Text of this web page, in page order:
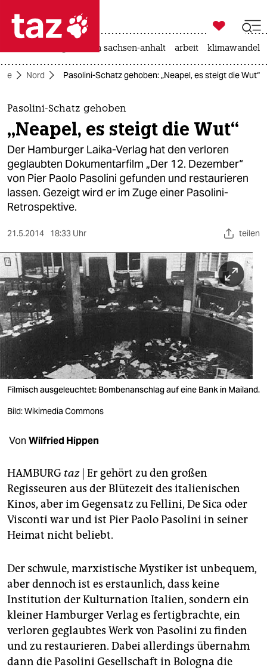
 taz zahl ich
taz zahl ich
themen
politik
öko
gesellschaft
kultur
berlin
nord
wahrheit
verlag
verlag
veranstaltungen
fragen & hilfe
unterstützen
abo
genossenschaft
epaper login

taz zahl ich
landtagswahl in sachsen-anhalt arbeit klimawandel
Nord Pasolini-Schatz gehoben: „Neapel, es steigt die Wut“
Pasolini-Schatz gehoben
„Neapel, es steigt die Wut“
Der Hamburger Laika-Verlag hat den verloren
geglaubten Dokumentarfilm „Der 12. Dezember“
von Pier Paolo Pasolini gefunden und restaurieren
lassen. Gezeigt wird er im Zuge einer Pasolini-
Retrospektive.
21.5.2014 18:33 Uhr teilen
Filmisch ausgeleuchtet: Bombenanschlag auf eine Bank in Mailand.
Bild: Wikimedia Commons
Von Wilfried Hippen
HAMBURG taz| Er gehört zu den großen
Regisseuren aus der Blütezeit des italienischen
Kinos, aber im Gegensatz zu Fellini, De Sica oder
Visconti war und ist Pier Paolo Pasolini in seiner
Heimat nicht beliebt.
Der schwule, marxistische Mystiker ist unbequem,
aber dennoch ist es erstaunlich, dass keine
Institution der Kulturnation Italien, sondern ein
kleiner Hamburger Verlag es fertigbrachte, ein
verloren geglaubtes Werk von Pasolini zu finden
und zu restaurieren. Dabei allerdings übernahm
dann die Pasolini Gesellschaft in Bologna die